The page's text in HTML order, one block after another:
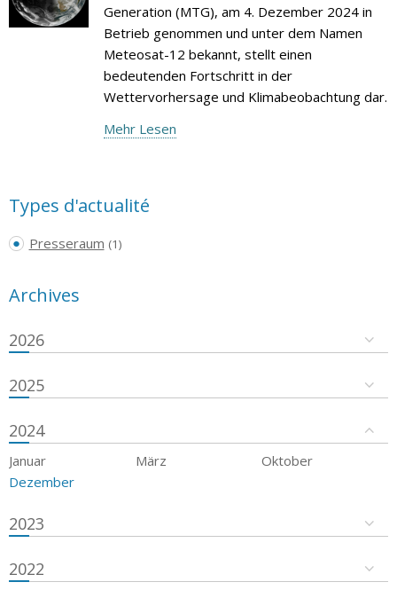
Generation (MTG), am 4. Dezember 2024 in
Betrieb genommen und unter dem Namen
Meteosat-12 bekannt, stellt einen
bedeutenden Fortschritt in der
Wettervorhersage und Klimabeobachtung dar.
Mehr Lesen
Types d'actualité
Presseraum (1)
Archives
2026
2025
2024
Januar März
Oktober
Dezember
2023
2022